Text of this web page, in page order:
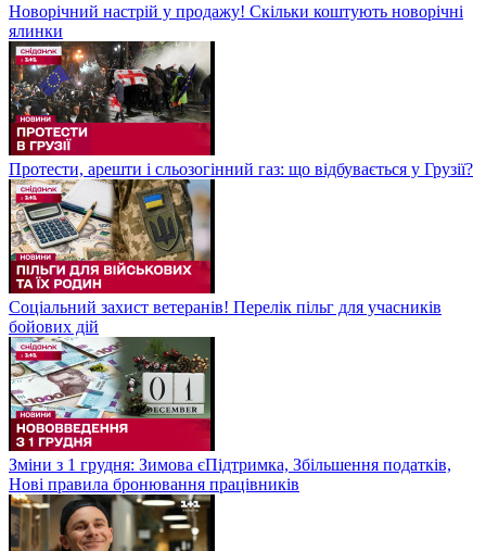
Новорічний настрій у продажу! Скільки коштують новорічні
ялинки
Протести, арешти і сльозогінний газ: що відбувається у Грузії?
Соціальний захист ветеранів! Перелік пільг для учасників
бойових дій
Зміни з 1 грудня: Зимова єПідтримка, Збільшення податків,
Нові правила бронювання працівників